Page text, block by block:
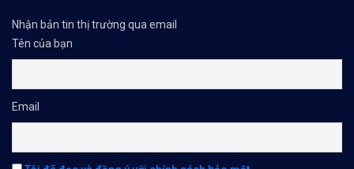
Nhận bản tin thị trường qua email
Tên của bạn
Email